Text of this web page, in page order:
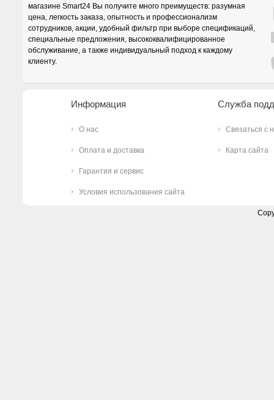
магазине Smart24 Вы получите много преимуществ: разумная
цена, легкость заказа, опытность и профессионализм
сотрудников, акции, удобный фильтр при выборе спецификаций,
специальные предложения, высококвалифицированное
обслуживание, а также индивидуальный подход к каждому
клиенту.
Информация
О нас
Оплата и доставка
Гарантия и сервис
Условия использования сайта
Служба
Связаться с
Карта сайта